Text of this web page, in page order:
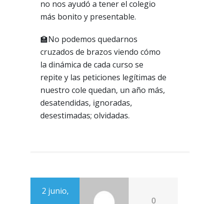
no nos ayudó a tener el colegio
más bonito y presentable.
🏫No podemos quedarnos
cruzados de brazos viendo cómo
la dinámica de cada curso se
repite y las peticiones legítimas de
nuestro cole quedan, un año más,
desatendidas, ignoradas,
desestimadas; olvidadas.
2 junio,
0